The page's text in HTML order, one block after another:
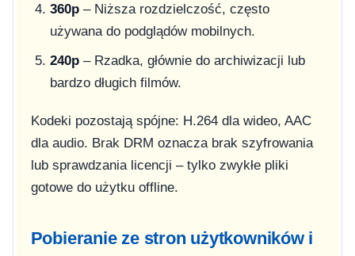
360p– Niższa rozdzielczość, często
używana do podglądów mobilnych.
240p– Rzadka, głównie do archiwizacji lub
bardzo długich filmów.
Kodeki pozostają spójne: H.264 dla wideo, AAC
dla audio. Brak DRM oznacza brak szyfrowania
lub sprawdzania licencji – tylko zwykłe pliki
gotowe do użytku offline.
Pobieranie ze stron użytkowników i